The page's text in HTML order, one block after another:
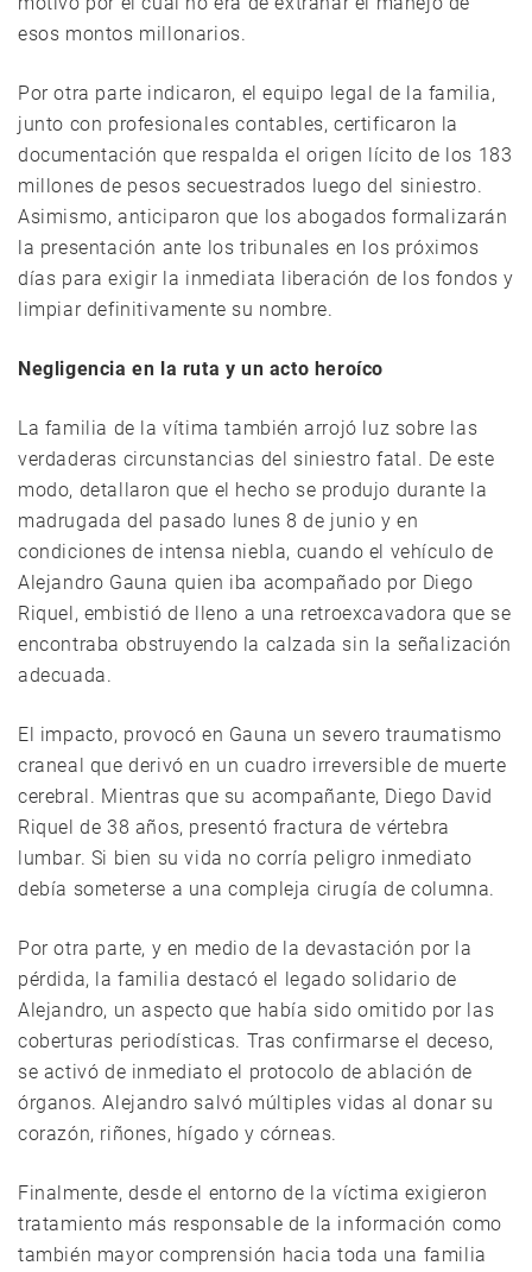
esos montos millonarios.
Por otra parte indicaron, el equipo legal de la familia,
junto con profesionales contables, certificaron la
documentación que respalda el origen lícito de los 183
millones de pesos secuestrados luego del siniestro.
Asimismo, anticiparon que los abogados formalizarán
la presentación ante los tribunales en los próximos
días para exigir la inmediata liberación de los fondos y
limpiar definitivamente su nombre.
Negligencia en la ruta y un acto heroíco
La familia de la vítima también arrojó luz sobre las
verdaderas circunstancias del siniestro fatal. De este
modo, detallaron que el hecho se produjo durante la
madrugada del pasado lunes 8 de junio y en
condiciones de intensa niebla, cuando el vehículo de
Alejandro Gauna quien iba acompañado por Diego
Riquel, embistió de lleno a una retroexcavadora que se
encontraba obstruyendo la calzada sin la señalización
adecuada.
El impacto, provocó en Gauna un severo traumatismo
craneal que derivó en un cuadro irreversible de muerte
cerebral. Mientras que su acompañante, Diego David
Riquel de 38 años, presentó fractura de vértebra
lumbar. Si bien su vida no corría peligro inmediato
debía someterse a una compleja cirugía de columna.
Por otra parte, y en medio de la devastación por la
pérdida, la familia destacó el legado solidario de
Alejandro, un aspecto que había sido omitido por las
coberturas periodísticas. Tras confirmarse el deceso,
se activó de inmediato el protocolo de ablación de
órganos. Alejandro salvó múltiples vidas al donar su
corazón, riñones, hígado y córneas.
Finalmente, desde el entorno de la víctima exigieron
tratamiento más responsable de la información como
también mayor comprensión hacia toda una familia